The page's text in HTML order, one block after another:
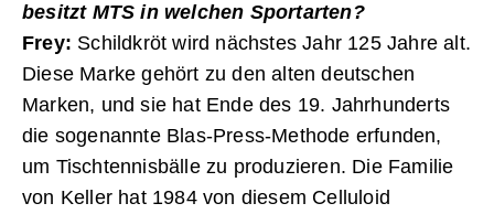
besitzt MTS in welchen Sportarten?
Frey: Schildkröt wird nächstes Jahr 125 Jahre alt.
Diese Marke gehört zu den ­alten deutschen
Marken, und sie hat ­Ende des 19. Jahrhunderts
die sogenannte Blas-Press-Methode erfunden,
um Tischtennisbälle zu produzieren. Die ­Familie
von Keller hat 1984 von diesem Celluloid